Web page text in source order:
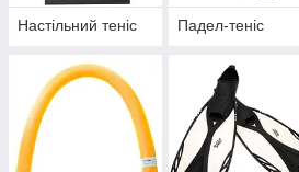
Настільний теніс Падел-теніс